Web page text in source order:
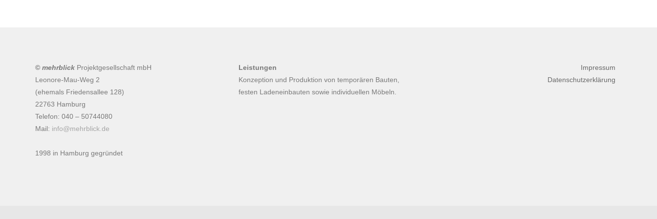
© mehrblick Projektgesellschaft mbH
Leonore-Mau-Weg 2
(ehemals Friedensallee 128)
22763 Hamburg
Telefon: 040 – 50744080
Mail: info@mehrblick.de
1998 in Hamburg gegründet
Leistungen
Konzeption und Produktion von temporären Bauten,
festen Ladeneinbauten sowie individuellen Möbeln.
Impressum
Datenschutzerklärung